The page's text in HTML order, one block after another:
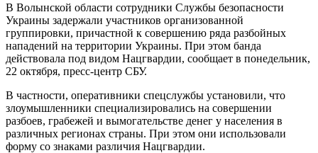
В Волынской области сотрудники Службы безопасности
Украины задержали участников организованной
группировки, причастной к совершению ряда разбойных
нападений на территории Украины. При этом банда
действовала под видом Нацгвардии, сообщает в понедельник,
22 октября, пресс-центр СБУ.
В частности, оперативники спецслужбы установили, что
злоумышленники специализировались на совершении
разбоев, грабежей и вымогательстве денег у населения в
различных регионах страны. При этом они использовали
форму со знаками различия Нацгвардии.